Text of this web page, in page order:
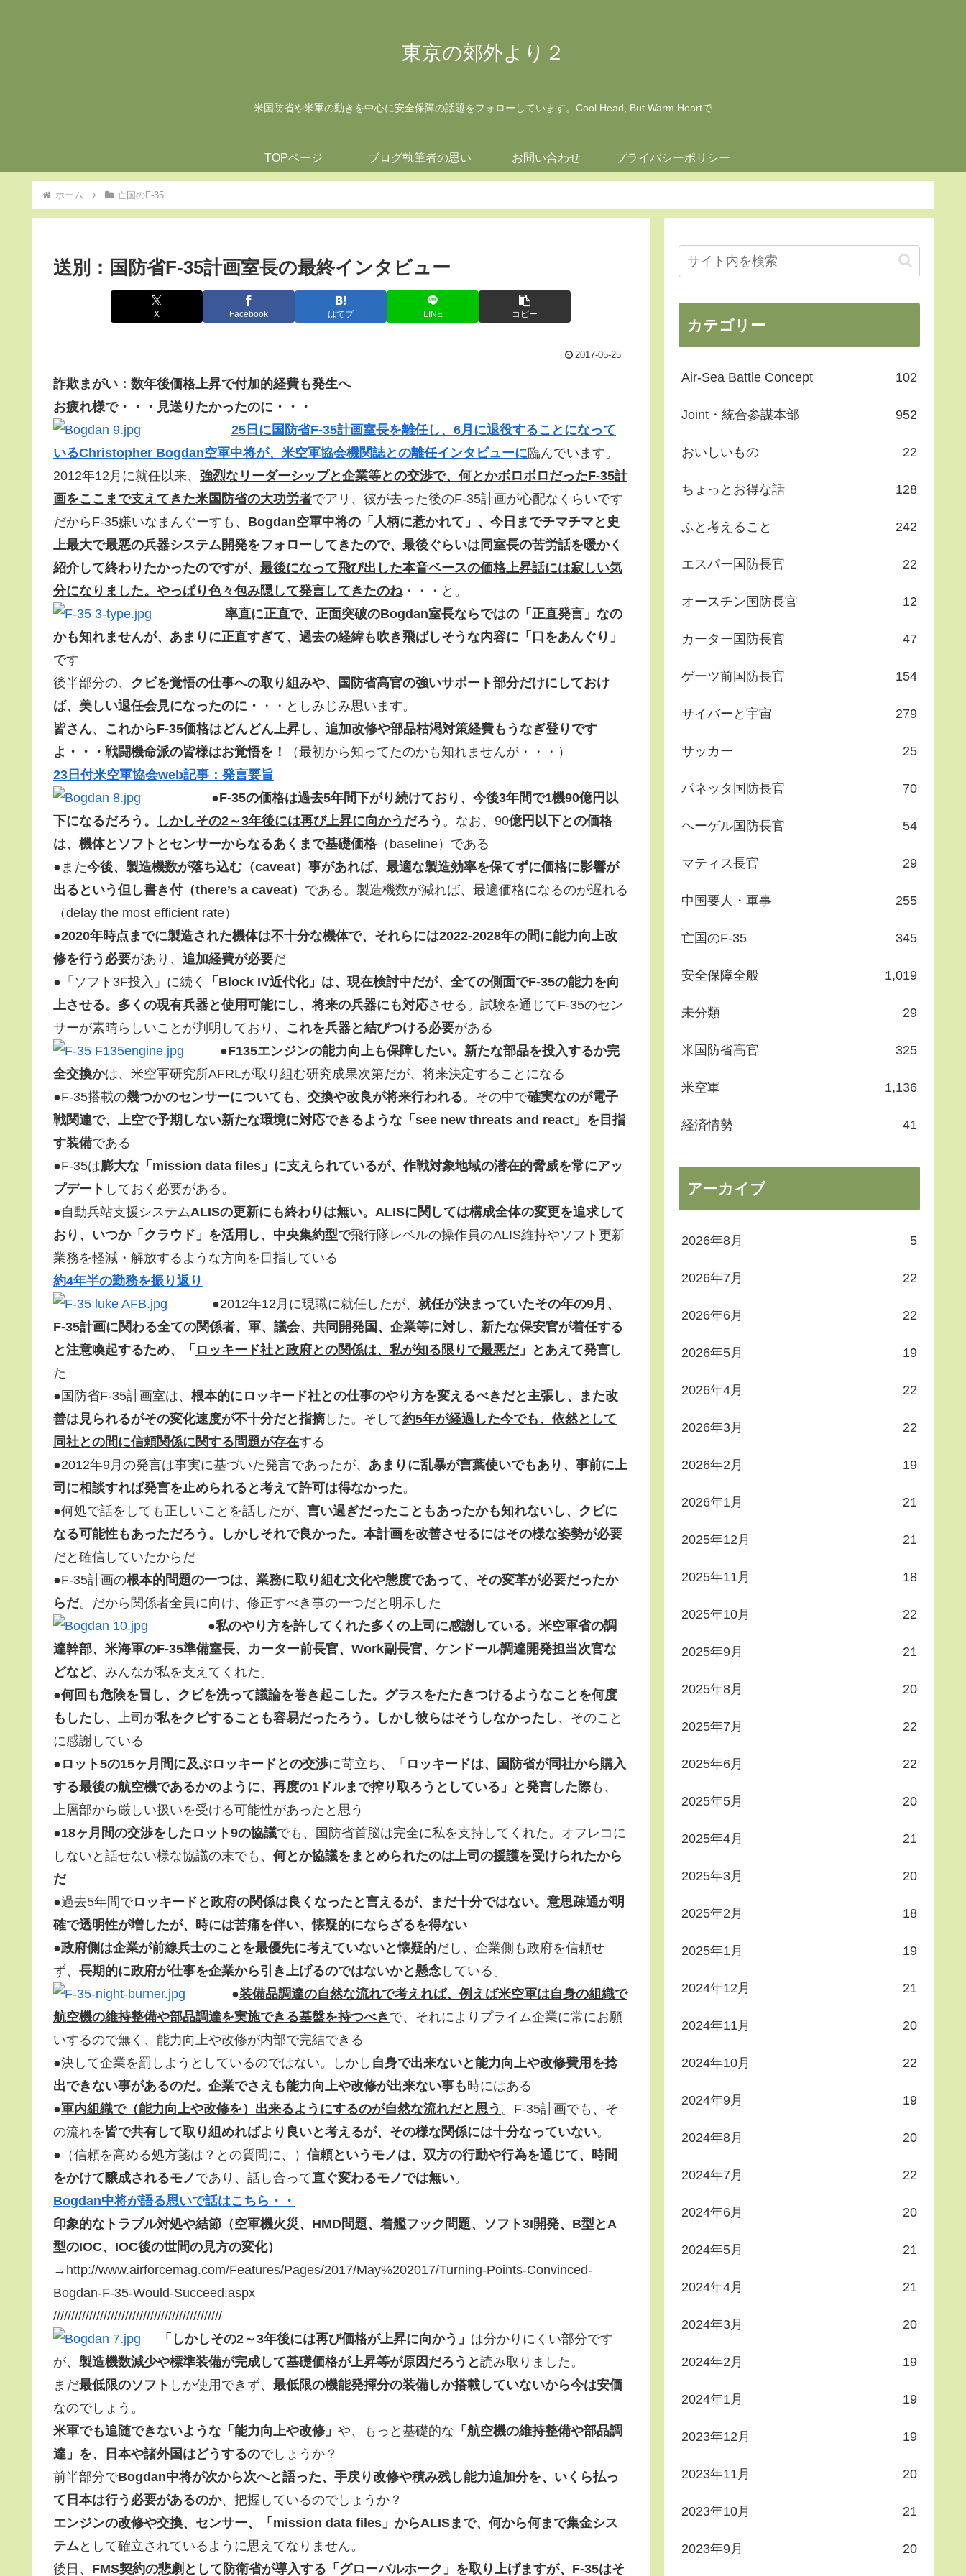
東京の郊外より２
米国防省や米軍の動きを中心に安全保障の話題をフォローしています。Cool Head, But Warm Heartで
TOPページ ブログ執筆者の思い お問い合わせ プライバシーポリシー
ホーム 亡国のF-35
送別：国防省F-35計画室長の最終インタビュー
X Facebook はてブ LINE コピー
2017-05-25
詐欺まがい：数年後価格上昇で付加的経費も発生へ
お疲れ様で・・・見送りたかったのに・・・
25日に国防省F-35計画室長を離任し、6月に退役することになって
いるChristopher Bogdan空軍中将が、米空軍協会機関誌との離任インタビューに臨んでいます。
2012年12月に就任以来、 強烈なリーダーシップと企業等との交渉で、何とかボロボロだったF-35計
画をここまで支えてきた米国防省の大功労者でアリ、彼が去った後のF-35計画が心配なくらいです
だからF-35嫌いなまんぐーすも、 Bogdan空軍中将の「人柄に惹かれて」、今日までチマチマと史
上最大で最悪の兵器システム開発をフォローしてきたので、最後ぐらいは同室長の苦労話を暖かく
紹介して終わりたかったのですが、 最後になって飛び出した本音ベースの価格上昇話には寂しい気
分になりました。やっぱり色々包み隠して発言してきたのね ・・・と。
率直に正直で、正面突破のBogdan室長ならではの「正直発言」なの
かも知れませんが、あまりに正直すぎて、過去の経緯も吹き飛ばしそうな内容に「口をあんぐり」
です
後半部分の、 クビを覚悟の仕事への取り組みや、国防省高官の強いサポート部分だけにしておけ
ば、美しい退任会見になったのに・
・・としみじみ思います。
皆さん、 これからF-35価格はどんどん上昇し、追加改修や部品枯渇対策経費もうなぎ登りです
よ・・・戦闘機命派の皆様はお覚悟を！
（最初から知ってたのかも知れませんが・・・）
23日付米空軍協会web記事：発言要旨
●F-35の価格は過去5年間下がり続けており、今後3年間で1機90億円以
下になるだろう。
しかしその2～3年後には再び上昇に向かう だろう 。なお、90億円以下との価格
は、機体とソフトとセンサーからなるあくまで基礎価格（baseline）である
●また今後、製造機数が落ち込む（caveat）事があれば、最適な製造効率を保てずに価格に影響が
出るという但し書き付（there’s a caveat） である。製造機数が減れば、最適価格になるのが遅れる
（delay the most efficient rate）
●2020年時点までに製造された機体は不十分な機体で、それらには2022-2028年の間に能力向上改
修を行う必要があり、 追加経費が必要だ
●「ソフト3F投入」に続く
「Block IV近代化」は、現在検討中だが、全ての側面でF-35の能力を向
上させる。多くの現有兵器と使用可能にし、将来の兵器にも対応させる。試験を通じてF-35のセン
サーが素晴らしいことが判明しており、 これを兵器と結びつける必要がある
●F135エンジンの能力向上も保障したい。新たな部品を投入するか完
全交換かは、米空軍研究所AFRLが取り組む研究成果次第だが、将来決定することになる
●F-35搭載の幾つかのセンサーについても、交換や改良が将来行われる。その中で確実なのが電子
戦関連で、上空で予期しない新たな環境に対応できるような「see new threats and react」を目指
す装備である
●F-35は膨大な「mission data files」に支えられているが、作戦対象地域の潜在的脅威を常にアッ
プデート しておく必要がある。
●自動兵站支援システムALISの更新にも終わりは無い。ALISに関しては構成全体の変更を追求して
おり、いつか「クラウド」を活用し、中央集約型で飛行隊レベルの操作員のALIS維持やソフト更新
業務を軽減・解放するような方向を目指している
約4年半の勤務を振り返り
●2012年12月に現職に就任したが、 就任が決まっていたその年の9月、
F-35計画に関わる全ての関係者、軍、議会、共同開発国、企業等に対し、新たな保安官が着任する
と注意喚起するため、「 ロッキード社と政府との関係は、私が知る限りで最悪だ」とあえて発言 し
た
●国防省F-35計画室は、 根本的にロッキード社との仕事のやり方を変えるべきだと主張し、また改
善は見られるがその変化速度が不十分だと指摘した。そして約5年が経過した今でも、依然として
同社との間に信頼関係に関する問題が存在する
●2012年9月の発言は事実に基づいた発言であったが、 あまりに乱暴が言葉使いでもあり、事前に上
司に相談すれば発言を止められると考えて許可は得なかった。
●何処で話をしても正しいことを話したが、 言い過ぎだったこともあったかも知れないし、クビに
なる可能性もあっただろう。しかしそれで良かった。本計画を改善させるにはその様な姿勢が必要
だと確信していたからだ
●F-35計画の根本的問題の一つは、業務に取り組む文化や態度であって、その変革が必要だったか
らだ。だから関係者全員に向け、修正すべき事の一つだと明示した
●私のやり方を許してくれた多くの上司に感謝している。米空軍省の調
達幹部、米海軍のF-35準備室長、カーター前長官、Work副長官、ケンドール調達開発担当次官な
どなど、みんなが私を支えてくれた。
●何回も危険を冒し、クビを洗って議論を巻き起こした。グラスをたたきつけるようなことを何度
もしたし 、上司が私をクビすることも容易だったろう。しかし彼らはそうしなかったし 、そのこと
に感謝している
● ロット5の15ヶ月間に及ぶロッキードとの交渉に苛立ち、「 ロッキードは、国防省が同社から購入
する最後の航空機であるかのように、再度の1ドルまで搾り取ろうとしている」と発言した際も、
上層部から厳しい扱いを受ける可能性があったと思う
●18ヶ月間の交渉をしたロット9の協議でも、国防省首脳は完全に私を支持してくれた。オフレコに
しないと話せない様な協議の末でも、 何とか協議をまとめられたのは上司の援護を受けられたから
だ
●過去5年間でロッキードと政府の関係は良くなったと言えるが、まだ十分ではない。意思疎通が明
確で透明性が増したが、時には苦痛を伴い、懐疑的にならざるを得ない
●政府側は企業が前線兵士のことを最優先に考えていないと懐疑的だし、企業側も政府を信頼せ
ず、 長期的に政府が仕事を企業から引き上げるのではないかと懸念 している。
●装備品調達の自然な流れで考えれば、例えば米空軍は自身の組織で
航空機の維持整備や部品調達を実施できる基盤を持つべき で、それによりプライム企業に常にお願
いするので無く、能力向上や改修が内部で完結できる
●決して企業を罰しようとしているのではない。しかし 自身で出来ないと能力向上や改修費用を捻
出できない事があるのだ。企業でさえも能力向上や改修が出来ない事も時にはある
●軍内組織で（能力向上や改修を）出来るようにするのが自然な流れだと思う 。F-35計画でも、そ
の流れを皆で共有して取り組めればより良いと考えるが、その様な関係には十分なっていない。
●（信頼を高める処方箋は？との質問に、） 信頼というモノは、双方の行動や行為を通じて、時間
をかけて醸成されるモノ であり、話し合って直ぐ変わるモノでは無い。
Bogdan中将が語る思いで話はこちら・・
印象的なトラブル対処や結節（空軍機火災、HMD問題、着艦フック問題、ソフト3I開発、B型とA
型のIOC、IOC後の世間の見方の変化）
→http://www.airforcemag.com/Features/Pages/2017/May%202017/Turning-Points-Convinced-
Bogdan-F-35-Would-Succeed.aspx
///////////////////////////////////////////////
「しかしその2～3年後には再び価格が上昇に向かう」 は分かりにくい部分です
が、 製造機数減少や標準装備が完成して基礎価格が上昇等が原因だろうと読み取りました。
まだ最低限のソフト しか使用できず、 最低限の機能発揮分の装備しか搭載していないから今は安価
なのでしょう。
米軍でも追随できないような「能力向上や改修」 や、もっと基礎的な 「航空機の維持整備や部品調
達」を、日本や諸外国はどうするのでしょうか？
前半部分でBogdan中将が次から次へと語った、手戻り改修や積み残し能力追加分を、いくら払っ
て日本は行う必要があるのか、把握しているのでしょうか？
エンジンの改修や交換、センサー、「mission data files」からALISまで、何から何まで集金シス
テム として確立されているように思えてなりません。
後日、 FMS契約の悲劇として防衛省が導入する「グローバルホーク」を取り上げますが、F-35はそ
カテゴリー
Air-Sea Battle Concept 102
Joint・統合参謀本部 952
おいしいもの 22
ちょっとお得な話 128
ふと考えること 242
エスパー国防長官 22
オースチン国防長官 12
カーター国防長官 47
ゲーツ前国防長官 154
サイバーと宇宙 279
サッカー 25
パネッタ国防長官 70
ヘーゲル国防長官 54
マティス長官 29
中国要人・軍事 255
亡国のF-35 345
安全保障全般 1,019
未分類 29
米国防省高官 325
米空軍 1,136
経済情勢 41
アーカイブ
2026年8月 5
2026年7月 22
2026年6月 22
2026年5月 19
2026年4月 22
2026年3月 22
2026年2月 19
2026年1月 21
2025年12月 21
2025年11月 18
2025年10月 22
2025年9月 21
2025年8月 20
2025年7月 22
2025年6月 22
2025年5月 20
2025年4月 21
2025年3月 20
2025年2月 18
2025年1月 19
2024年12月 21
2024年11月 20
2024年10月 22
2024年9月 19
2024年8月 20
2024年7月 22
2024年6月 20
2024年5月 21
2024年4月 21
2024年3月 20
2024年2月 19
2024年1月 19
2023年12月 19
2023年11月 20
2023年10月 21
2023年9月 20